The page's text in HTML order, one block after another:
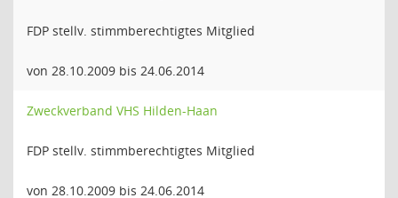
FDP stellv. stimmberechtigtes Mitglied
von 28.10.2009 bis 24.06.2014
Zweckverband VHS Hilden-Haan
FDP stellv. stimmberechtigtes Mitglied
von 28.10.2009 bis 24.06.2014